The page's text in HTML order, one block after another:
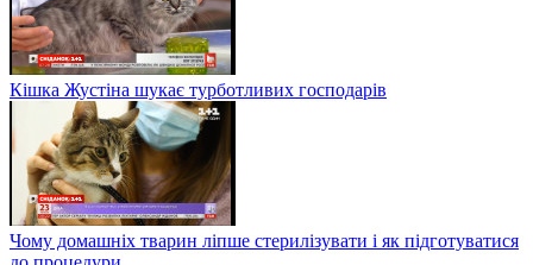
Кішка Жустіна шукає турботливих господарів
Чому домашніх тварин ліпше стерилізувати і як підготуватися